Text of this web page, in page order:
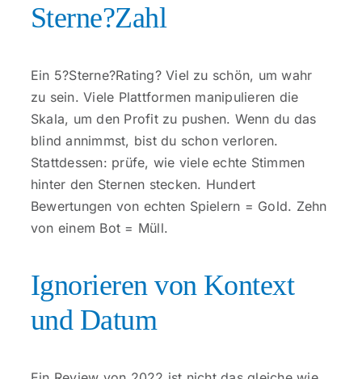
Sterne?Zahl
Ein 5?Sterne?Rating? Viel zu schön, um wahr
zu sein. Viele Plattformen manipulieren die
Skala, um den Profit zu pushen. Wenn du das
blind annimmst, bist du schon verloren.
Stattdessen: prüfe, wie viele echte Stimmen
hinter den Sternen stecken. Hundert
Bewertungen von echten Spielern = Gold. Zehn
von einem Bot = Müll.
Ignorieren von Kontext
und Datum